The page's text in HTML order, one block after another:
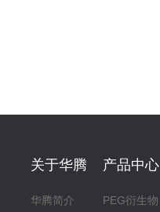
关于华腾
华腾简介
产品中心
PEG衍生物